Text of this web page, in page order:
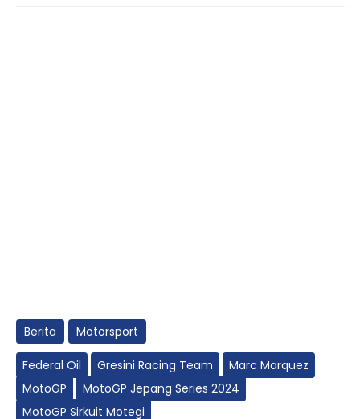
Berita Motorsport
Federal Oil Gresini Racing Team
Marc Marquez
MotoGP
MotoGP Jepang Series 2024
MotoGP Sirkuit Motegi